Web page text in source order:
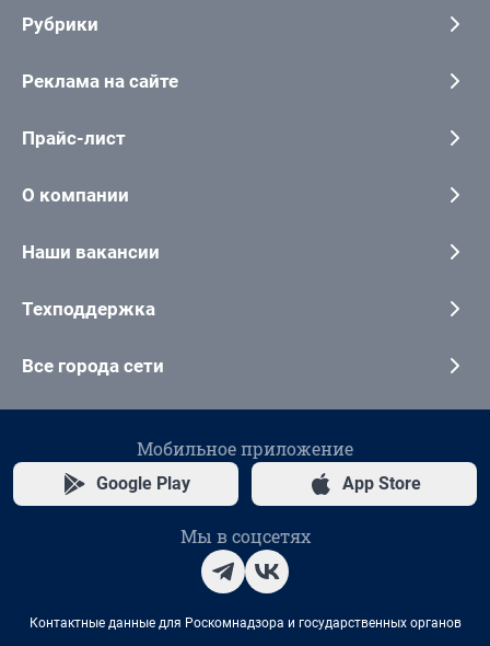
Рубрики
Реклама на сайте
Прайс-лист
О компании
Наши вакансии
Техподдержка
Все города сети
Мобильное приложение
Google Play App Store
Мы в соцсетях
Контактные данные для Роскомнадзора и государственных органов